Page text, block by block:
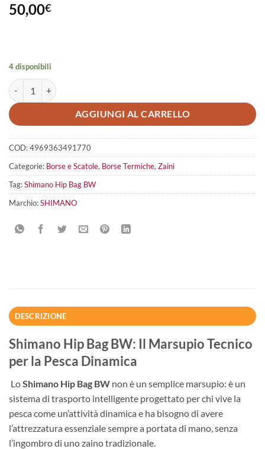
50,00€
4 disponibili
Shimano Hip Bag BW quantità
AGGIUNGI AL CARRELLO
COD:4969363491770
Categorie: Borse e Scatole, Borse Termiche, Zaini
Tag:Shimano Hip Bag BW
Marchio:SHIMANO
DESCRIZIONE
Shimano Hip Bag BW: Il Marsupio Tecnico
per la Pesca Dinamica
LoShimano Hip Bag BW non è un semplice marsupio: è un
sistema di trasporto intelligente progettato per chi vive la
pesca come un’attività dinamica e ha bisogno di avere
l’attrezzatura essenziale sempre a portata di mano, senza
l’ingombro di uno zaino tradizionale.